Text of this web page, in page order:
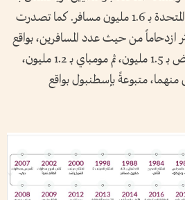
2.1 مليون مسافر، والولايات المتحدة بـ 1.6 مليون مسافر. كما تصدرت
ازدحاماً من حيث عدد المسافرين، بواقع
1.8 مليون مسافر، تلتها الرياض بـ 1.5 مليون، ثم مومباي بـ 1.2 مليون،
مليون لكل منهما، متبوعةً بإسطنبول بواقع